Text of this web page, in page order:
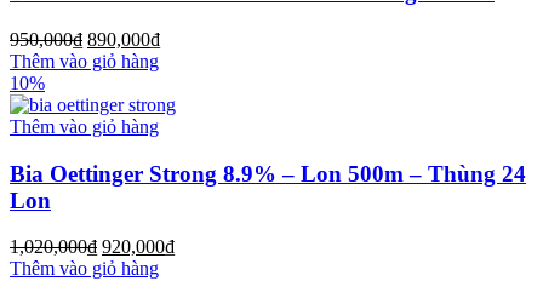
950,000₫ 890,000₫
Thêm vào giỏ hàng
10%
Thêm vào giỏ hàng
Bia Oettinger Strong 8.9% – Lon 500m – Thùng 24
Lon
1,020,000₫ 920,000₫
Thêm vào giỏ hàng